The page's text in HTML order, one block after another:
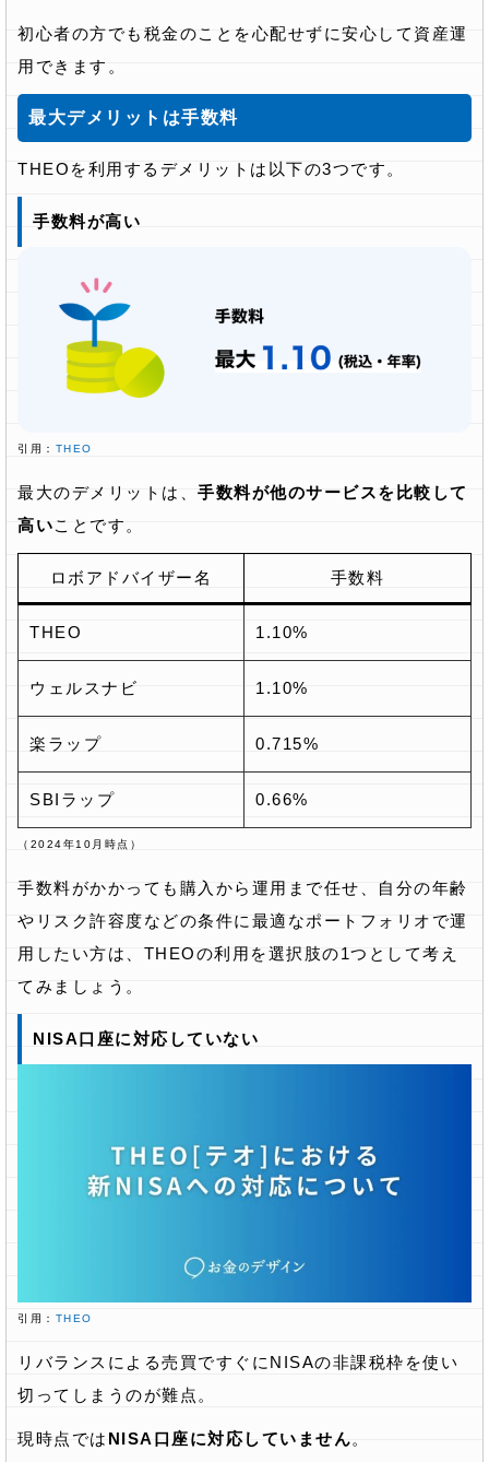
初心者の方でも税金のことを心配せずに安心して資産運
用できます。
最大デメリットは手数料
THEOを利用するデメリットは以下の3つです。
手数料が高い
引用： THEO
最大のデメリットは、 手数料が他のサービスを比較して
高いことです。
ロボアドバイザー名 手数料
THEO 1.10%
ウェルスナビ 1.10%
楽ラップ 0.715%
SBIラップ 0.66%
（2024年10月時点）
手数料がかかっても購入から運用まで任せ、自分の年齢
やリスク許容度などの条件に最適なポートフォリオで運
用したい方は、THEOの利用を選択肢の1つとして考え
てみましょう。
NISA口座に対応していない
引用： THEO
リバランスによる売買ですぐにNISAの非課税枠を使い
切ってしまうのが難点。
現時点では NISA口座に対応していません。